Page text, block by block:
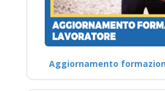
Aggiornamento